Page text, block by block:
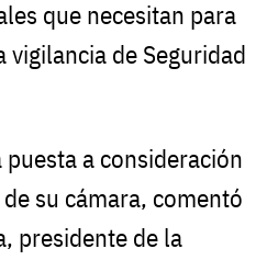
que necesitan para
vigilancia de Seguridad
a consideración
su cámara, comentó
presidente de la